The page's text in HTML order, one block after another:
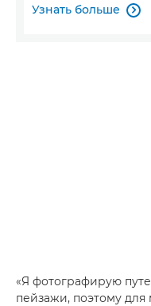
Узнать больше 
«Я фотографирую
пейзажи, поэтому